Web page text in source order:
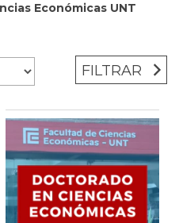
Económicas UNT
FILTRAR